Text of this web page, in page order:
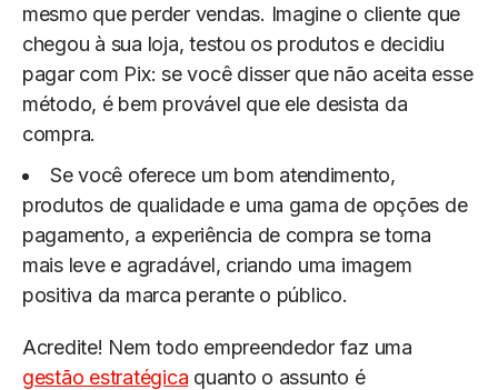
mesmo que perder vendas. Imagine o cliente que
chegou à sua loja, testou os produtos e decidiu
pagar com Pix: se você disser que não aceita esse
método, é bem provável que ele desista da
compra.
Se você oferece um bom atendimento,
produtos de qualidade e uma gama de opções de
pagamento, a experiência de compra se torna
mais leve e agradável, criando uma imagem
positiva da marca perante o público.
Acredite! Nem todo empreendedor faz uma
gestão estratégica quanto o assunto é